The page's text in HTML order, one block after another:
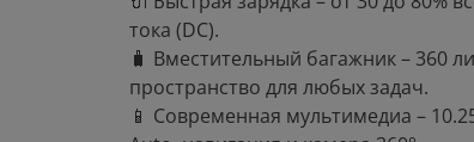
тока (DC).
🧳 Вместительный багажник – 360
пространство для любых задач.
📱 Современная мультимедиа –